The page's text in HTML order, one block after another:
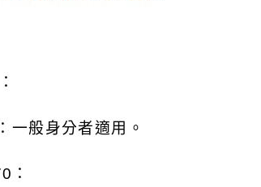
：一般身分者適用。
：